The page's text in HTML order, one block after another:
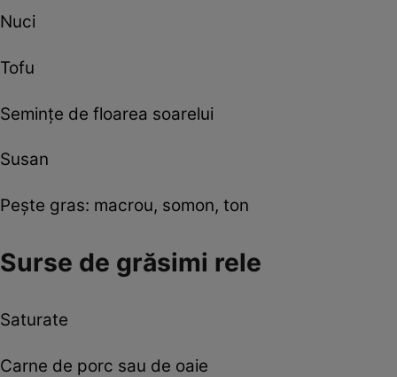
Nuci
Tofu
Seminţe de floarea soarelui
Susan
Peşte gras: macrou, somon, ton
Surse de grăsimi rele
Saturate
Carne de porc sau de oaie